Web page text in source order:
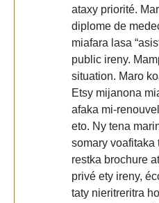
ataxy priorité.
diplome de
miafara lasa
public ireny.
situation. Maro
Etsy mijanona
afaka mi-
eto. Ny tena
somary voafitaka
restka brochure
privé ety ireny,
taty nieritreritra